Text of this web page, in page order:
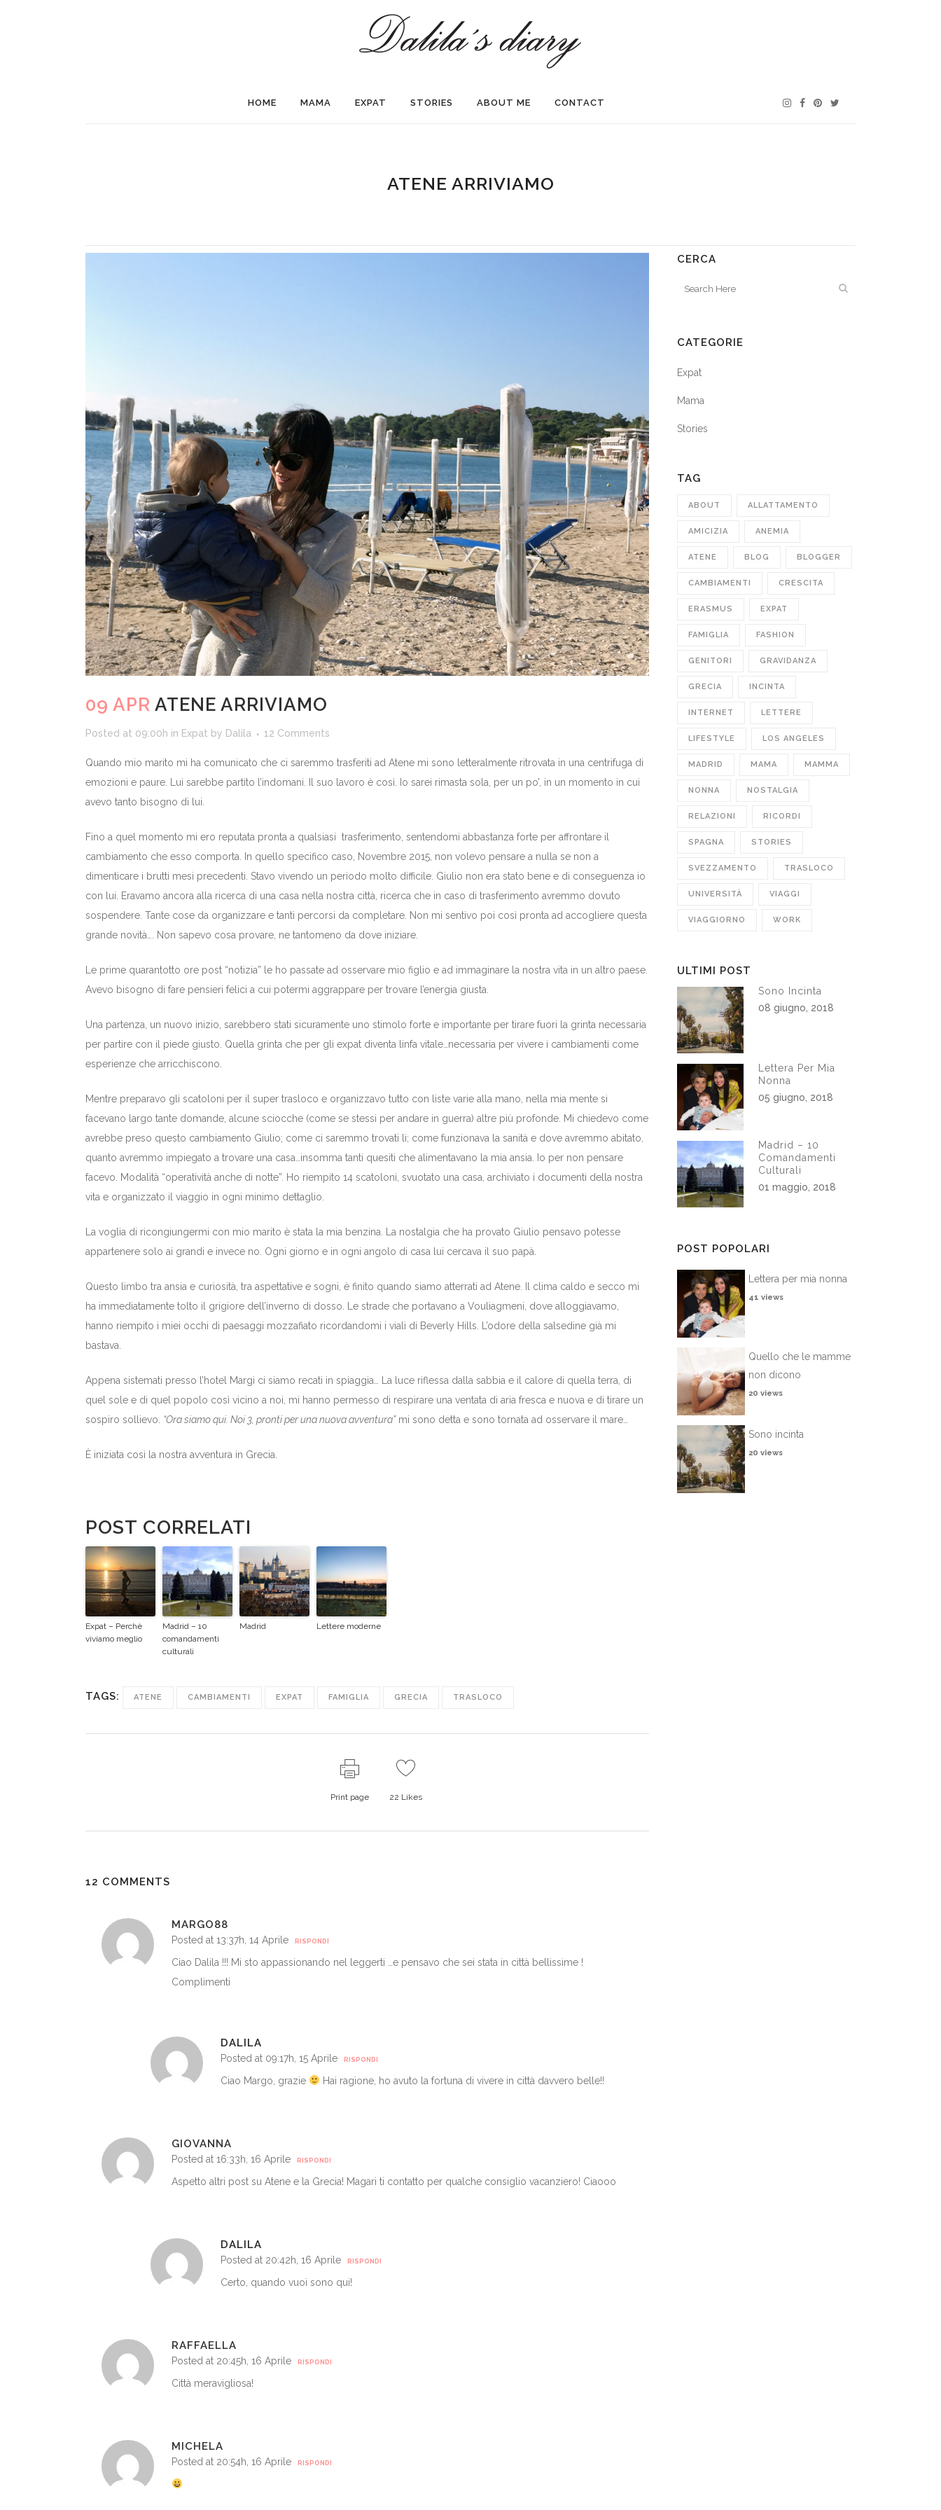
HOME MAMA EXPAT STORIES ABOUT ME CONTACT
ATENE ARRIVIAMO
09 APR ATENE ARRIVIAMO
Posted at 09:00h in Expat by Dalila 12 Comments
Quando mio marito mi ha comunicato che ci saremmo trasferiti ad Atene mi sono letteralmente ritrovata in una centrifuga di
emozioni e paure. Lui sarebbe partito l’indomani. Il suo lavoro è così. Io sarei rimasta sola, per un po’, in un momento in cui
avevo tanto bisogno di lui.
Fino a quel momento mi ero reputata pronta a qualsiasi trasferimento, sentendomi abbastanza forte per affrontare il
cambiamento che esso comporta. In quello specifico caso, Novembre 2015, non volevo pensare a nulla se non a
dimenticare i brutti mesi precedenti. Stavo vivendo un periodo molto difficile. Giulio non era stato bene e di conseguenza io
con lui. Eravamo ancora alla ricerca di una casa nella nostra città, ricerca che in caso di trasferimento avremmo dovuto
sospendere. Tante cose da organizzare e tanti percorsi da completare. Non mi sentivo poi così pronta ad accogliere questa
grande novità…. Non sapevo cosa provare, ne tantomeno da dove iniziare.
Le prime quarantotto ore post “notizia” le ho passate ad osservare mio figlio e ad immaginare la nostra vita in un altro paese.
Avevo bisogno di fare pensieri felici a cui potermi aggrappare per trovare l’energia giusta.
Una partenza, un nuovo inizio, sarebbero stati sicuramente uno stimolo forte e importante per tirare fuori la grinta necessaria
per partire con il piede giusto. Quella grinta che per gli expat diventa linfa vitale…necessaria per vivere i cambiamenti come
esperienze che arricchiscono.
Mentre preparavo gli scatoloni per il super trasloco e organizzavo tutto con liste varie alla mano, nella mia mente si
facevano largo tante domande, alcune sciocche (come se stessi per andare in guerra) altre più profonde. Mi chiedevo come
avrebbe preso questo cambiamento Giulio; come ci saremmo trovati li; come funzionava la sanità e dove avremmo abitato,
quanto avremmo impiegato a trovare una casa…insomma tanti quesiti che alimentavano la mia ansia. Io per non pensare
facevo. Modalità “operatività anche di notte”. Ho riempito 14 scatoloni, svuotato una casa, archiviato i documenti della nostra
vita e organizzato il viaggio in ogni minimo dettaglio.
La voglia di ricongiungermi con mio marito è stata la mia benzina. La nostalgia che ha provato Giulio pensavo potesse
appartenere solo ai grandi e invece no. Ogni giorno e in ogni angolo di casa lui cercava il suo papà.
Questo limbo tra ansia e curiosità, tra aspettative e sogni, è finito quando siamo atterrati ad Atene. Il clima caldo e secco mi
ha immediatamente tolto il grigiore dell’inverno di dosso. Le strade che portavano a Vouliagmeni, dove alloggiavamo,
hanno riempito i miei occhi di paesaggi mozzafiato ricordandomi i viali di Beverly Hills. L’odore della salsedine già mi
bastava.
Appena sistemati presso l’hotel Margi ci siamo recati in spiaggia… La luce riflessa dalla sabbia e il calore di quella terra, di
quel sole e di quel popolo così vicino a noi, mi hanno permesso di respirare una ventata di aria fresca e nuova e di tirare un
sospiro sollievo. “Ora siamo qui. Noi 3, pronti per una nuova avventura”mi sono detta e sono tornata ad osservare il mare…
È iniziata così la nostra avventura in Grecia.
POST CORRELATI
Expat – Perchè
viviamo meglio
Madrid – 10
comandamenti
culturali
Madrid Lettere moderne
TAGS: ATENE CAMBIAMENTI EXPAT FAMIGLIA GRECIA TRASLOCO
Print page 22 Likes
12 COMMENTS
MARGO88
Posted at 13:37h, 14 Aprile RISPONDI
Ciao Dalila !!! Mi sto appassionando nel leggerti …e pensavo che sei stata in città bellissime !
Complimenti
DALILA
Posted at 09:17h, 15 Aprile RISPONDI
Ciao Margo, grazie Hai ragione, ho avuto la fortuna di vivere in città davvero belle!!
GIOVANNA
Posted at 16:33h, 16 Aprile RISPONDI
Aspetto altri post su Atene e la Grecia! Magari ti contatto per qualche consiglio vacanziero! Ciaooo
DALILA
Posted at 20:42h, 16 Aprile RISPONDI
Certo, quando vuoi sono qui!
RAFFAELLA
Posted at 20:45h, 16 Aprile RISPONDI
Città meravigliosa!
MICHELA
Posted at 20:54h, 16 Aprile RISPONDI
CERCA
CATEGORIE
Expat
Mama
Stories
TAG
ABOUT ALLATTAMENTO
AMICIZIA ANEMIA
ATENE BLOG BLOGGER
CAMBIAMENTI CRESCITA
ERASMUS EXPAT
FAMIGLIA FASHION
GENITORI GRAVIDANZA
GRECIA INCINTA
INTERNET LETTERE
LIFESTYLE LOS ANGELES
MADRID MAMA MAMMA
NONNA NOSTALGIA
RELAZIONI RICORDI
SPAGNA STORIES
SVEZZAMENTO TRASLOCO
UNIVERSITÀ VIAGGI
VIAGGIORNO WORK
ULTIMI POST
Sono Incinta
08 giugno, 2018
Lettera Per Mia
Nonna
05 giugno, 2018
Madrid – 10
Comandamenti
Culturali
01 maggio, 2018
POST POPOLARI
Lettera per mia nonna
41 views
Quello che le mamme
non dicono
20 views
Sono incinta
20 views